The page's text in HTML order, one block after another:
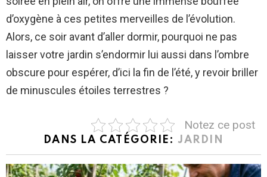
d’oxygène à ces petites merveilles de l’évolution.
Alors, ce soir avant d’aller dormir, pourquoi ne pas
laisser votre jardin s’endormir lui aussi dans l’ombre
obscure pour espérer, d’ici la fin de l’été, y revoir briller
de minuscules étoiles terrestres ?
Notez ce post
DANS LA CATÉGORIE:JARDIN